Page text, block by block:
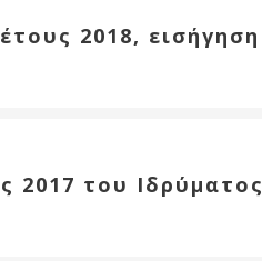
2018, εισήγηση
2017 του Ιδρύματος